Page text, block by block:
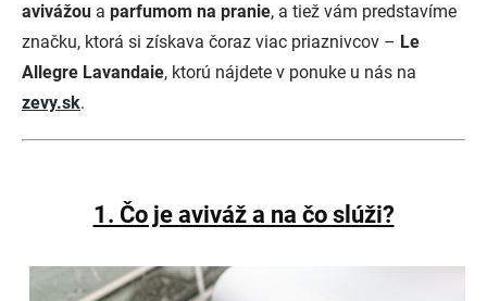
avivážou a parfumom na pranie, a tiež vám predstavíme
značku, ktorá si získava čoraz viac priaznivcov – Le
Allegre Lavandaie, ktorú nájdete v ponuke u nás na
zevy.sk.
1. Čo je aviváž a na čo slúži?